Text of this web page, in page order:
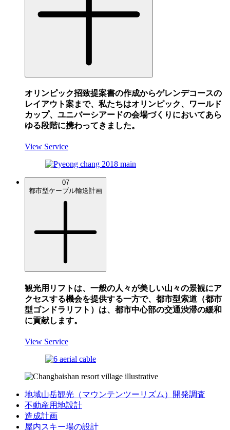
オリンピック招致提案書の作成からゲレンデコースの
レイアウト案まで、私たちはオリンピック、ワールド
カップ、ユニバーシアードの会場づくりにおいてあら
ゆる段階に携わってきました。
View Service
07
都市型ケーブル輸送計画
観光用リフトは、一般の人々が美しい山々の景観にア
クセスする機会を提供する一方で、都市型索道（都市
型ゴンドラリフト）は、都市中心部の交通渋滞の緩和
に貢献します。
View Service
地域山岳観光（マウンテンツーリズム）開発調査
不動産用地設計
造成計画
屋内スキー場の設計